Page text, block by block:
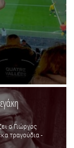
ο Γιώργος
τραγούδια -